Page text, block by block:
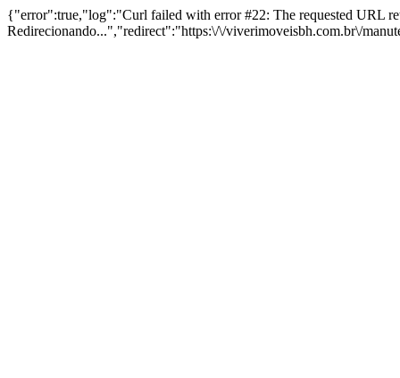
{"error":true,"log":"Curl failed with error #22: The requested URL
Redirecionando...","redirect":"https:\/\/viverimoveisbh.com.br\/